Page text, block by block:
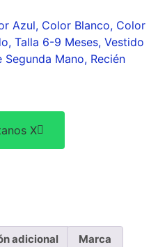
Azul, Color Blanco, Color
, Talla 6-9 Meses, Vestido
Segunda Mano, Recién
X
adicional Marca